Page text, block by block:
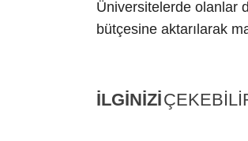
Üniversitelerde olanlar
bütçesine aktarılarak
İLGİNİZİ